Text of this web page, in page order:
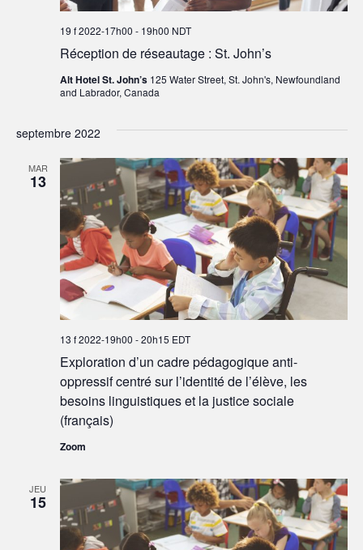
Réception de réseautage : St. John’s
19 f 2022-17h00 - 19h00 NDT
Alt Hotel St. John’s 125 Water Street, St. John's, Newfoundland
and Labrador, Canada
septembre 2022
MAR
13
Exploration d’un cadre pédagogique anti-
oppressif centré sur l’identité de l’élève, les
besoins linguistiques et la justice sociale
(français)
13 f 2022-19h00 -20h15 EDT
Zoom
JEU
15